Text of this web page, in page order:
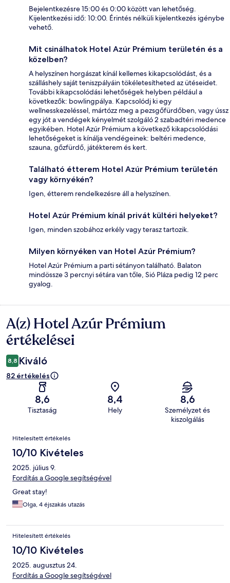
Bejelentkezésre 15:00 és 0:00 között van lehetőség.
Kijelentkezési idő: 10:00. Érintés nélküli kijelentkezés igénybe
vehető.
Mit csinálhatok Hotel Azúr Prémium területén és a
közelben?
A helyszínen horgászat kínál kellemes kikapcsolódást, és a
szálláshely saját teniszpályáin tökéletesítheted az ütéseidet.
További kikapcsolódási lehetőségek helyben például a
következők: bowlingpálya. Kapcsolódj ki egy
wellnesskezeléssel, mártózz meg a pezsgőfürdőben, vagy ússz
egy jót a vendégek kényelmét szolgáló 2 szabadtéri medence
egyikében. Hotel Azúr Prémium a következő kikapcsolódási
lehetőségeket is kínálja vendégeinek: beltéri medence,
szauna, gőzfürdő, játékterem és kert.
Található étterem Hotel Azúr Prémium területén
vagy környékén?
Igen, étterem rendelkezésre áll a helyszínen.
Hotel Azúr Prémium kínál privát kültéri helyeket?
Igen, minden szobához erkély vagy terasz tartozik.
Milyen környéken van Hotel Azúr Prémium?
Hotel Azúr Prémium a parti sétányon található. Balaton
mindössze 3 percnyi sétára van tőle, Sió Pláza pedig 12 perc
gyalog.
Értékelések
A(z) Hotel Azúr Prémium
értékelései
8,8 Kiváló
82 értékelés
8,6
Tisztaság
8,4
Hely
8,6
Személyzet és
kiszolgálás
Értékelések
Hitelesített értékelés
10/10 Kivételes
2025. július 9.
Fordítás a Google segítségével
Great stay!
Olga, 4 éjszakás utazás
Hitelesített értékelés
10/10 Kivételes
2025. augusztus 24.
Fordítás a Google segítségével